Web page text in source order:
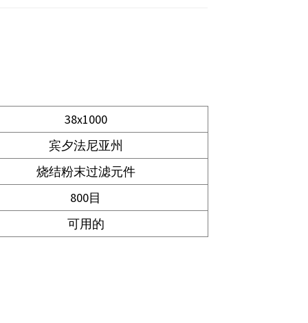
38x1000
宾夕法尼亚州
烧结粉末过滤元件
800目
可用的